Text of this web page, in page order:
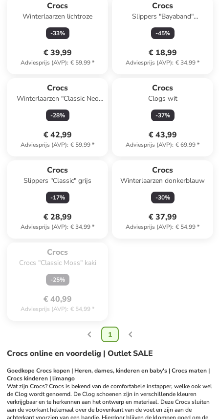
Crocs
Winterlaarzen lichtroze
-33%
€ 39,99
Adviesprijs (AVP): € 59,99*
Crocs
Slippers "Bayaband"
donkerblauw
-45%
€ 18,99
Adviesprijs (AVP): € 34,99*
Crocs
Winterlaarzen "Classic Neo
Puff" zwart
-28%
€ 42,99
Adviesprijs (AVP): € 59,99*
Crocs
Clogs wit
-37%
€ 43,99
Adviesprijs (AVP): € 69,99*
Crocs
Slippers "Classic" grijs
-17%
€ 28,99
Adviesprijs (AVP): € 34,99*
Crocs
Winterlaarzen donkerblauw
-30%
€ 37,99
Adviesprijs (AVP): € 54,99*
uitverkocht.
Crocs
Crocs "Classic Moss" kaki
-25%
€ 40,99
Adviesprijs (AVP): € 54,99*
1
Crocs online en voordelig | Outlet SALE
Goedkope Crocs kopen | Heren, dames, kinderen en baby's | Crocs maten |
Crocs kinderen | limango
Wat zijn Crocs? Crocs is bekend van de comfortabele instapper, welke ook wel
de Clog wordt genoemd. De Clog schoenen zijn in verschillende kleuren
verkrijgbaar en te herkennen aan het ontwerp en materiaal. Deze Crocs sluiten
aan de voorkant helemaal over de bovenkant van de voet en zijn aan de